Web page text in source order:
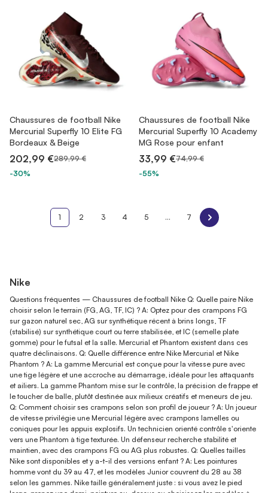
Chaussures de football Nike
Mercurial Superfly 10 Elite FG
Bordeaux & Beige
202,99 €289,99 €
-30%
Chaussures de football Nike
Mercurial Superfly 10 Academy
MG Rose pour enfant
33,99 €74,99 €
-55%
1 2 3 4 5 ... 7
Nike
Questions fréquentes — Chaussures de football Nike Q: Quelle paire Nike
choisir selon le terrain (FG, AG, TF, IC) ? A: Optez pour des crampons FG
sur gazon naturel sec, AG sur synthétique récent à brins longs, TF
(stabilisé) sur synthétique court ou terre stabilisée, et IC (semelle plate
gomme) pour le futsal et la salle. Mercurial et Phantom existent dans ces
quatre déclinaisons. Q: Quelle différence entre Nike Mercurial et Nike
Phantom ? A: La gamme Mercurial est conçue pour la vitesse pure avec
une tige légère et une accroche au démarrage, idéale pour les attaquants
et ailiers. La gamme Phantom mise sur le contrôle, la précision de frappe et
le toucher de balle, plutôt destinée aux milieux créatifs et meneurs de jeu.
Q: Comment choisir ses crampons selon son profil de joueur ? A: Un joueur
de vitesse privilégie une Mercurial légère avec crampons lamelles ou
coniques pour les appuis explosifs. Un technicien orienté contrôle s'oriente
vers une Phantom à tige texturée. Un défenseur recherche stabilité et
maintien, avec des crampons FG ou AG plus robustes. Q: Quelles tailles
Nike sont disponibles et y a-t-il des versions enfant ? A: Les pointures
homme vont du 39 au 47, et les modèles Junior couvrent du 28 au 38
selon les gammes. Nike taille généralement juste : si vous avez le pied